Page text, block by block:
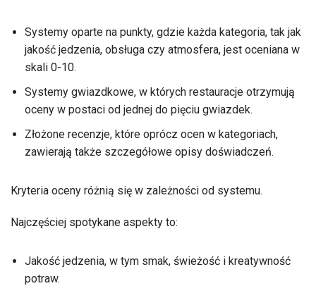
Systemy oparte na punkty, gdzie każda kategoria, tak jak
jakość jedzenia, obsługa czy atmosfera, jest oceniana w
skali 0-10.
Systemy gwiazdkowe, w których restauracje otrzymują
oceny w postaci od jednej do pięciu gwiazdek.
Złożone recenzje, które oprócz ocen w kategoriach,
zawierają także szczegółowe opisy doświadczeń.
Kryteria oceny różnią się w zależności od systemu.
Najczęściej spotykane aspekty to:
Jakość jedzenia, w tym smak, świeżość i kreatywność
potraw.